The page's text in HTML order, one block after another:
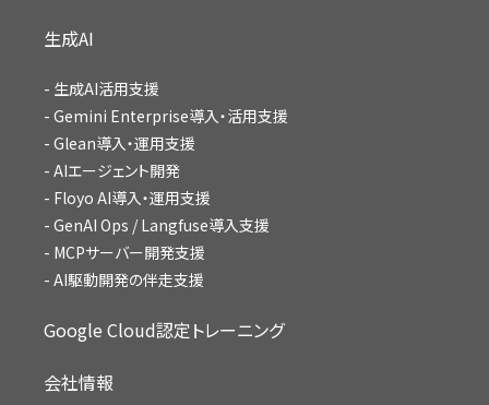
生成AI
生成AI活用支援
Gemini Enterprise導入・活用支援
Glean導入・運用支援
AIエージェント開発
Floyo AI導入・運用支援
GenAI Ops / Langfuse導入支援
MCPサーバー開発支援
AI駆動開発の伴走支援
Google Cloud認定トレーニング
会社情報